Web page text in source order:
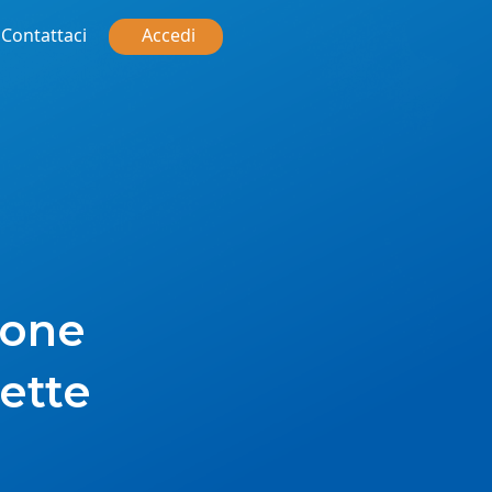
Contattaci Accedi